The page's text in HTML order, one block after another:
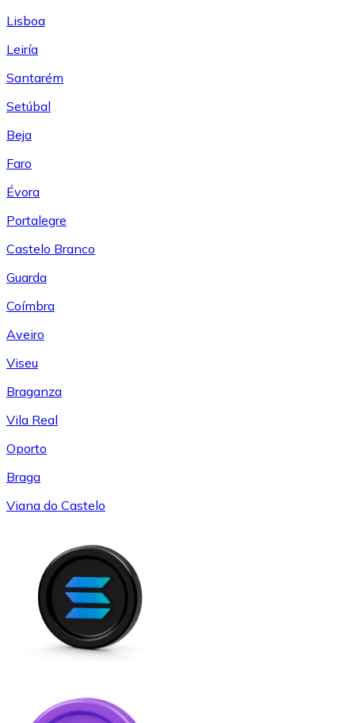
Lisboa
Leiría
Santarém
Setúbal
Beja
Faro
Évora
Portalegre
Castelo Branco
Guarda
Coímbra
Aveiro
Viseu
Braganza
Vila Real
Oporto
Braga
Viana do Castelo